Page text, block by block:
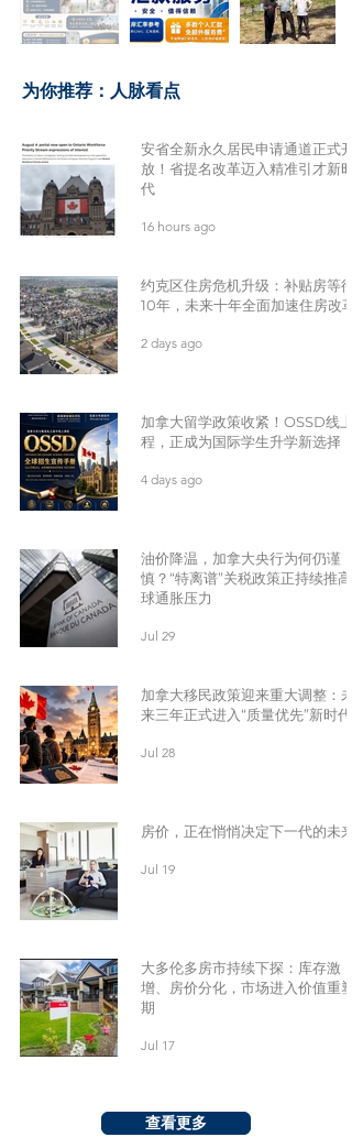
​为你推荐：人脉看点
安省全新永久居民申请通道正式开
放！省提名改革迈入精准引才新时
代
16 hours ago
约克区住房危机升级：补贴房等待
10年，未来十年全面加速住房改革
2 days ago
加拿大留学政策收紧！OSSD线上
程，正成为国际学生升学新选择
4 days ago
油价降温，加拿大央行为何仍谨
慎？“特离谱”关税政策正持续推高
球通胀压力
Jul 29
加拿大移民政策迎来重大调整：未
来三年正式进入“质量优先”新时代
Jul 28
房价，正在悄悄决定下一代的未来
Jul 19
大多伦多房市持续下探：库存激
增、房价分化，市场进入价值重塑
期
Jul 17
查看更多